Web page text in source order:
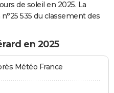
de soleil en 2025. La
535 du classement des
en 2025
Météo France